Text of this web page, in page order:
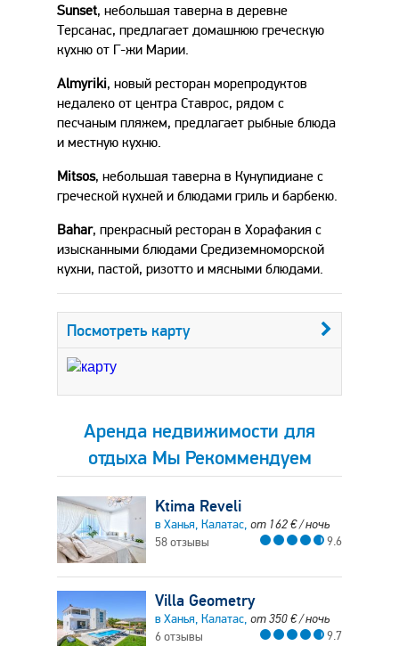
Sunset, небольшая таверна в деревне
Терсанас, предлагает домашнюю греческую
кухню от Г-жи Марии.
Almyriki, новый ресторан морепродуктов
недалеко от центра Ставрос, рядом с
песчаным пляжем, предлагает рыбные блюда
и местную кухню.
Mitsos, небольшая таверна в Кунупидиане с
греческой кухней и блюдами гриль и барбекю.
Bahar, прекрасный ресторан в Хорафакия с
изысканными блюдами Средиземноморской
кухни, пастой, ризотто и мясными блюдами.
Посмотреть карту
Аренда недвижимости для
отдыха Мы Рекоммендуем
Ktima Reveli
в Ханья, Калатас, от 162€/ ночь
58 отзывы
9.6
Villa Geometry
в Ханья, Калатас, от350€/ ночь
6 отзывы
9.7